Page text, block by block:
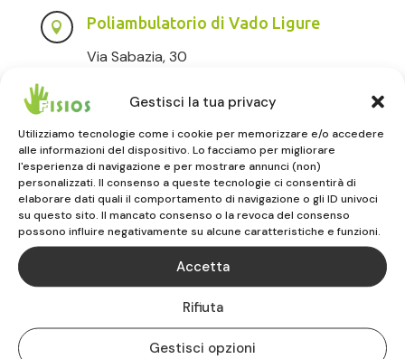
Gestisci la tua privacy
Utilizziamo tecnologie come i cookie per memorizzare e/o accedere
alle informazioni del dispositivo. Lo facciamo per migliorare
l'esperienza di navigazione e per mostrare annunci (non)
personalizzati. Il consenso a queste tecnologie ci consentirà di
elaborare dati quali il comportamento di navigazione o gli ID univoci
su questo sito. Il mancato consenso o la revoca del consenso
possono influire negativamente su alcune caratteristiche e funzioni.
Accetta
Rifiuta
Gestisci opzioni
 Poliambulatorio di Vado Ligure
Via Sabazia, 30
019.883516
 Poliambulatorio di Albenga
Via degli Orti, 56
17031 ALBENGA (SV)
0182.232020